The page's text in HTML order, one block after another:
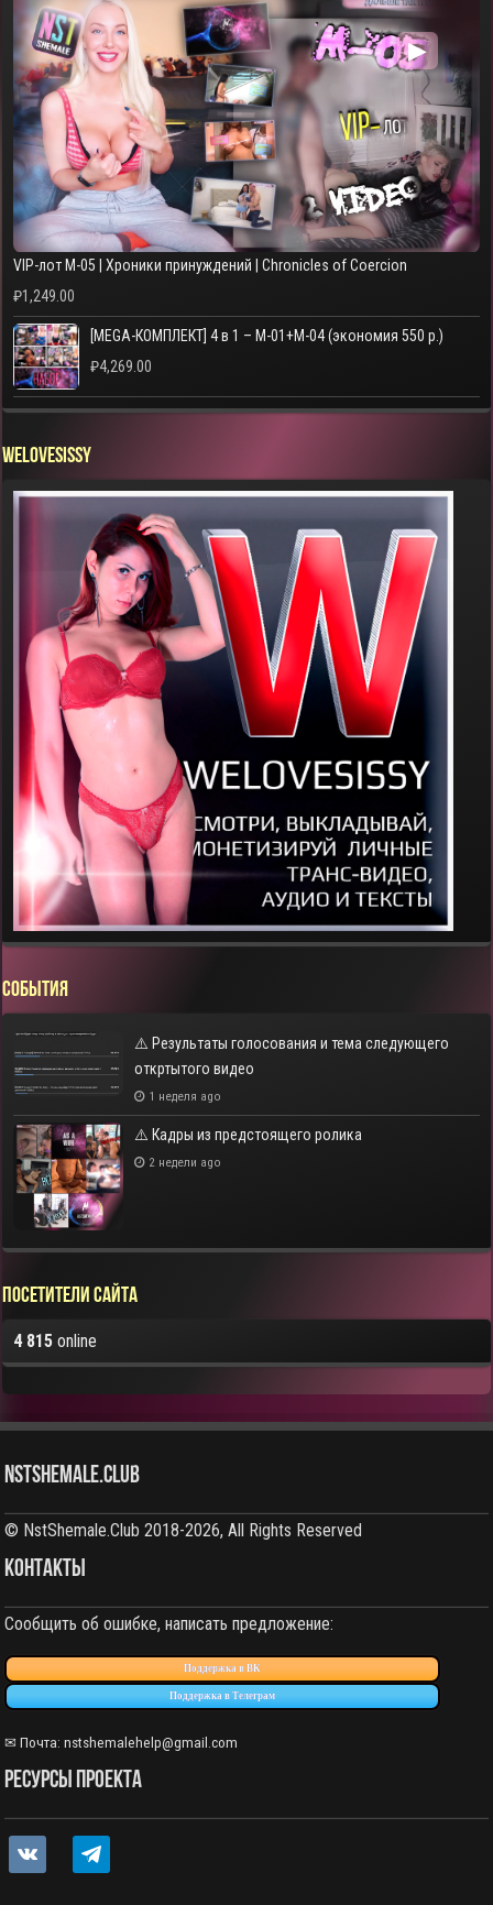
▶
VIP-лот M-05 | Хроники принуждений | Chronicles of Coercion
₽1,249.00
[MEGA-КОМПЛЕКТ] 4 в 1 – M-01+M-04 (экономия 550 р.)
₽4,269.00
WELOVESISSY
СОБЫТИЯ
⚠️ Результаты голосования и тема следующего
откртытого видео
1 неделя ago
⚠️ Кадры из предстоящего ролика
2 недели ago
Посетители сайта
4 815 online
NstShemale.Club
© NstShemale.Club 2018-2026, All Rights Reserved
КОНТАКТЫ
Сообщить об ошибке, написать предложение:
Поддержка в ВК
Поддержка в Телеграм
✉ Почта:nstshemalehelp@gmail.com
РЕСУРСЫ ПРОЕКТА
vkontakte telegram